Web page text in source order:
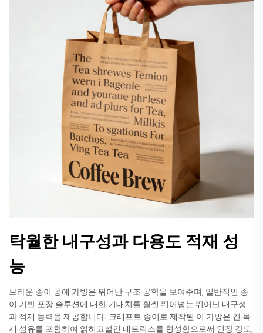
탁월한 내구성과 다용도 적재 성
능
브라운 종이 공예 가방은 뛰어난 구조 공학을 보여주며, 일반적인 종
이 기반 포장 솔루션에 대한 기대치를 훨씬 뛰어넘는 뛰어난 내구성
과 적재 능력을 제공합니다. 크래프트 종이로 제작된 이 가방은 긴 목
재 섬유를 포함하여 얽히고설킨 매트릭스를 형성함으로써 인장 강도,